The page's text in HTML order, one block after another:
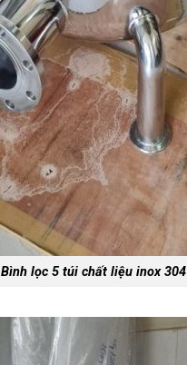
Bình lọc 5 túi chất liệu inox 304